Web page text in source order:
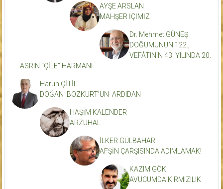
AYŞE ARSLAN
MAHŞER İÇİMİZ
Dr. Mehmet GÜNEŞ
DOĞUMUNUN 122.,
VEFÂTININ 43. YILINDA 20.
ASRIN “ÇİLE” HARMANI.
Harun ÇİTİL
DOĞAN BOZKURT’UN ARDIDAN
HAŞİM KALENDER
ARZUHAL
İLKER GÜLBAHAR
AFŞİN ÇARŞISINDA ADIMLAMAK!
KAZIM GÖK
AVUCUMDA KIRMIZILIK